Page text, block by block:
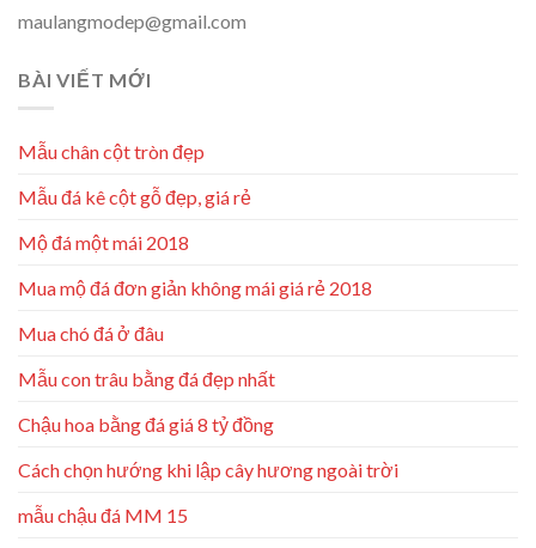
maulangmodep@gmail.com
BÀI VIẾT MỚI
Mẫu chân cột tròn đẹp
Mẫu đá kê cột gỗ đẹp, giá rẻ
Mộ đá một mái 2018
Mua mộ đá đơn giản không mái giá rẻ 2018
Mua chó đá ở đâu
Mẫu con trâu bằng đá đẹp nhất
Chậu hoa bằng đá giá 8 tỷ đồng
Cách chọn hướng khi lập cây hương ngoài trời
mẫu chậu đá MM 15